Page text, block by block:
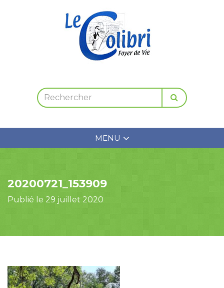
MENU
20200721_153909
Publié le 29 juillet 2020